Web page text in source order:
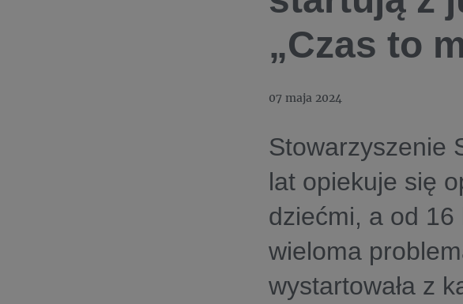
„Czas to
07 maja 2024
Stowarzyszenie
lat opiekuje się
dziećmi, a od
wieloma
wystartowała z